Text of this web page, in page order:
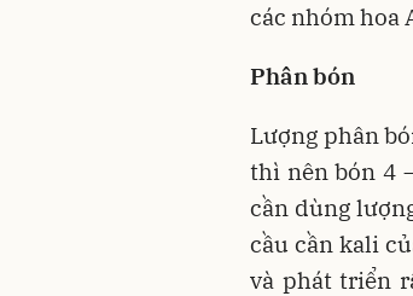
các nhóm hoa
Phân bón
Lượng phân
thì nên bón 4
cần dùng
cầu cần kali
và phát triển